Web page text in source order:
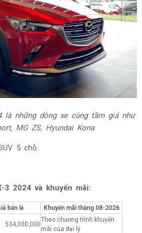
là những dòng xe cùng tầm giá như
MG ZS, Hyundai Kona
5 chỗ.
3 2024 và khuyến mãi:
bán lẻ Khuyến mãi tháng 08-2026
534,000,000
Theo chương trình khuyến
mãi của đại lý